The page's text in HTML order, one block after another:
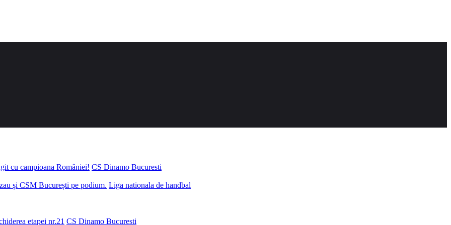
cu campioana României! CS Dinamo Bucuresti
și CSM București pe podium. Liga nationala de handbal
etapei nr.21 CS Dinamo Bucuresti